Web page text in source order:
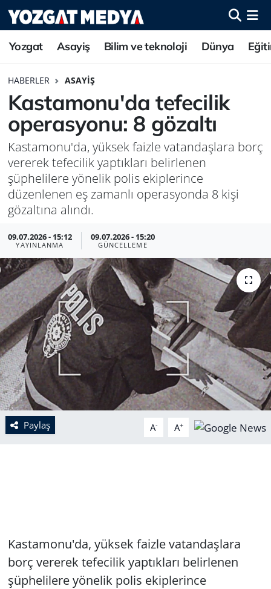
Yozgat Asayiş Bilim ve teknoloji Dünya
HABERLER ASAYIŞ
Kastamonu'da tefecilik
operasyonu: 8 gözaltı
Kastamonu'da, yüksek faizle vatandaşlara borç
vererek tefecilik yaptıkları belirlenen
şüphelilere yönelik polis ekiplerince
düzenlenen eş zamanlı operasyonda 8 kişi
gözaltına alındı.
09.07.2026 - 15:12
YAYINLANMA
09.07.2026 - 15:20
GÜNCELLEME
Paylaş A- A+
Kastamonu'da, yüksek faizle vatandaşlara
borç vererek tefecilik yaptıkları belirlenen
şüphelilere yönelik polis ekiplerince